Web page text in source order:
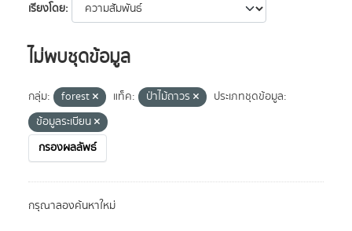
เรียงโดย
ไม่พบชุดข้อมูล
กลุ่ม: forest แท็ค: ป่าไม้ถาวร
ประเภทชุดข้อมูล:
ข้อมูลระเบียน
กรองผลลัพธ์
กรุณาลองค้นหาใหม่